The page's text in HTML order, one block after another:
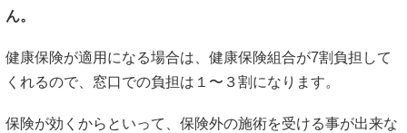
ん。
健康保険が適用になる場合は、健康保険組合が7割負担して
くれるので、窓口での負担は１〜３割になります。
保険が効くからといって、保険外の施術を受ける事が出来な